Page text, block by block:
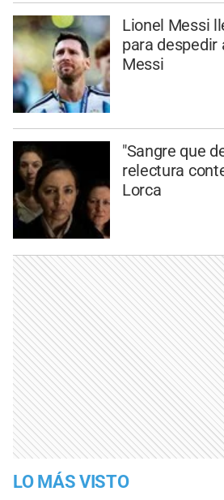
Lionel Messi
para despedir
Messi
"Sangre que
relectura
Lorca
LO MÁS VISTO